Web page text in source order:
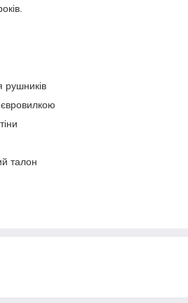
рушників
талон